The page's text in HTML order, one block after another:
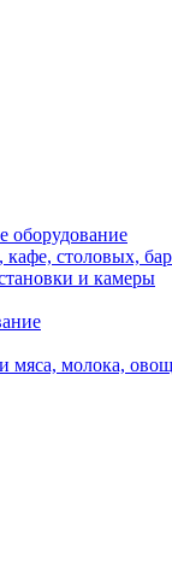
оборудование
кафе, столовых,
и камеры
мяса, молока,